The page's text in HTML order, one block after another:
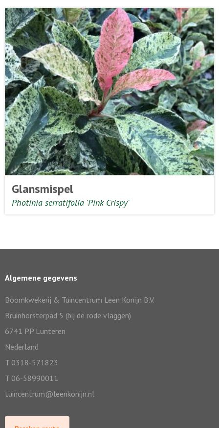
Glansmispel
Photinia serratifolia 'Pink Crispy'
Algemene gegevens
Boomkwekerij & Tuincentrum Leen Konijn B.V.
Bruinhorsterpad 5 (bij de rode vlaggen)
6741 PP Lunteren
Nederland
T 0318-571823
T 06-58990011
tuincentrum@leenkonijn.nl